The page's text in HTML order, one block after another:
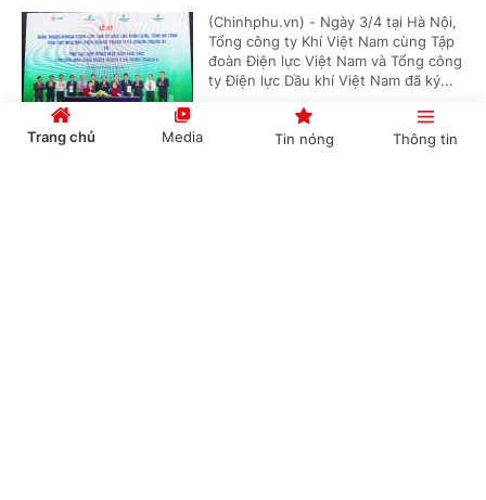
(Chinhphu.vn) - Ngày 3/4 tại Hà Nội,
Tổng công ty Khí Việt Nam cùng Tập
đoàn Điện lực Việt Nam và Tổng công
ty Điện lực Dầu khí Việt Nam đã ký...
Trang chủ Media Tin nóng Thông tin